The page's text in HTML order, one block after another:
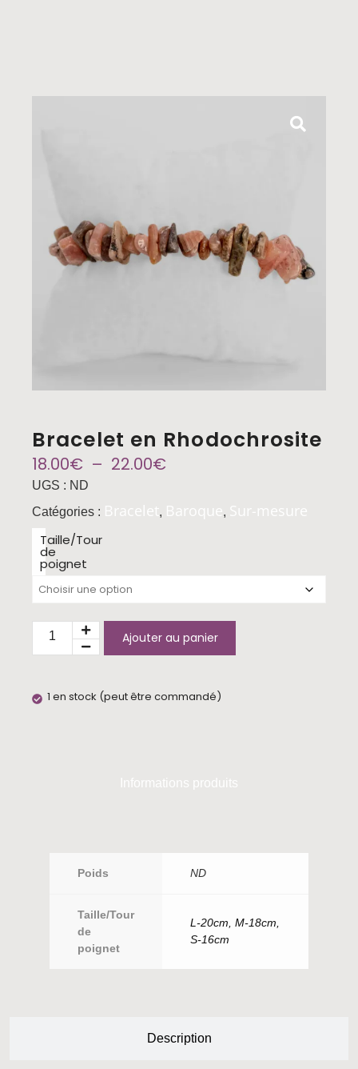
Bracelet en Rhodochrosite
18.00€ – 22.00€
UGS : ND
Catégories : Bracelet, Baroque, Sur-mesure
Taille/Tour
de
poignet
Ajouter au panier
1 en stock (peut être commandé)
Informations produits
Description
Poids ND
Taille/Tour
de
poignet
L-20cm, M-18cm,
S-16cm